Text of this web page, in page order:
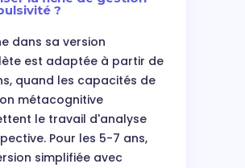
?
dans sa version
est adaptée à partir de
quand les capacités de
métacognitive
le travail d'analyse
Pour les 5-7 ans,
simplifiée avec